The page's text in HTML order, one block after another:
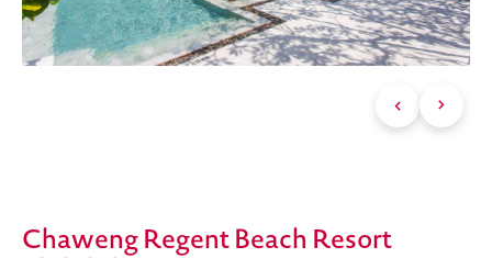
Chaweng Regent Beach Resort